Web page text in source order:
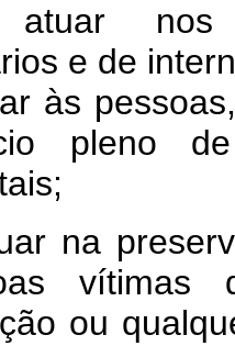
nos
e de
às
pleno
na
vítimas
ou